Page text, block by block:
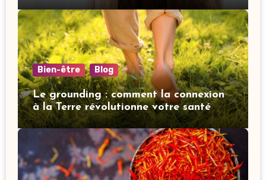
Bien-être Blog
Le grounding : comment la connexion
à la Terre révolutionne votre santé
mentale